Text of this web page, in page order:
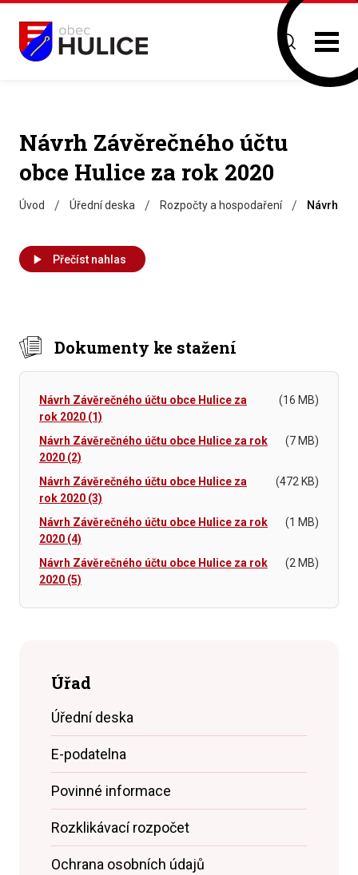
Návrh Závěrečného účtu
obce Hulice za rok 2020
Úvod / Úřední deska / Rozpočty a hospodaření / Návrh
Přečíst nahlas
Dokumenty ke stažení
Návrh Závěrečného účtu obce Hulice za
rok 2020 (1)
(16 MB)
Návrh Závěrečného účtu obce Hulice za rok
2020 (2)
(7 MB)
Návrh Závěrečného účtu obce Hulice za
rok 2020 (3)
(472 KB)
Návrh Závěrečného účtu obce Hulice za rok
2020 (4)
(1 MB)
Návrh Závěrečného účtu obce Hulice za rok
2020 (5)
(2 MB)
Úřad
Úřední deska
E-podatelna
Povinné informace
Rozklikávací rozpočet
Ochrana osobních údajů